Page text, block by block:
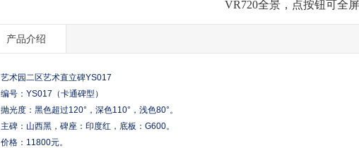
VR720全景，点按钮可全屏
产品介绍
艺术园二区艺术直立碑YS017
编号：YS017（卡通碑型）
抛光度：黑色超过120°，深色110°，浅色80°。
主碑：山西黑，碑座：印度红，底板：G600。
价格：11800元。